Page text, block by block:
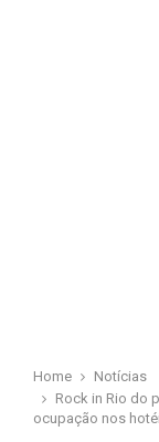
Home
Notícias
Rock in Rio do
ocupação nos